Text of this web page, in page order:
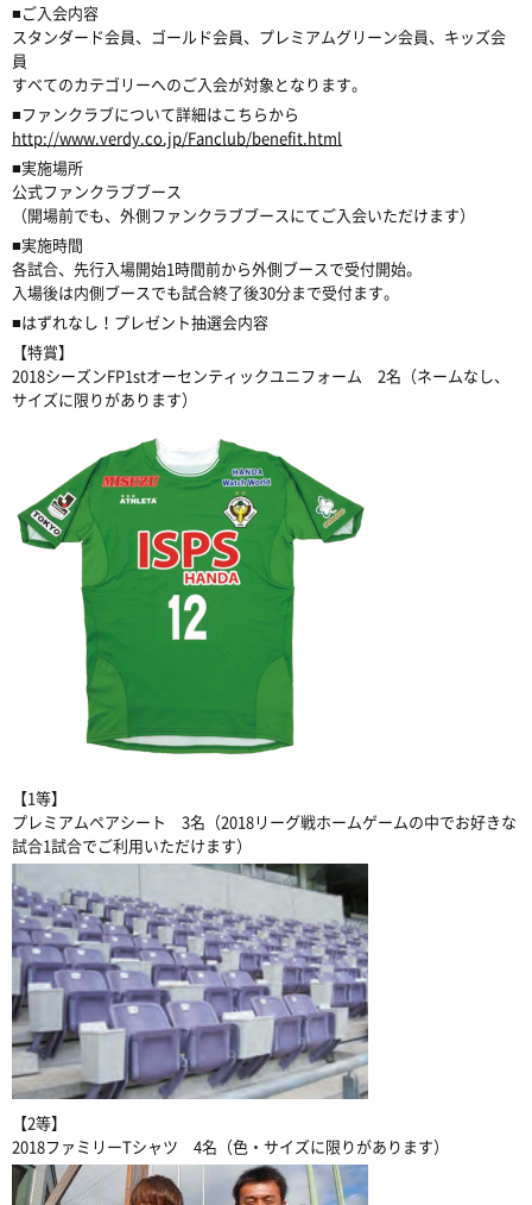
■ご入会内容
スタンダード会員、ゴールド会員、プレミアムグリーン会員、キッズ会
員
すべてのカテゴリーへのご入会が対象となります。
■ファンクラブについて詳細はこちらから
http://www.verdy.co.jp/Fanclub/benefit.html
■実施場所
公式ファンクラブブース
（開場前でも、外側ファンクラブブースにてご入会いただけます）
■実施時間
各試合、先行入場開始1時間前から外側ブースで受付開始。
入場後は内側ブースでも試合終了後30分まで受付ます。
■はずれなし！プレゼント抽選会内容
【特賞】
2018シーズンFP1stオーセンティックユニフォーム 2名（ネームなし、
サイズに限りがあります）
【1等】
プレミアムペアシート 3名（2018リーグ戦ホームゲームの中でお好きな
試合1試合でご利用いただけます）
【2等】
2018ファミリーTシャツ 4名（色・サイズに限りがあります）